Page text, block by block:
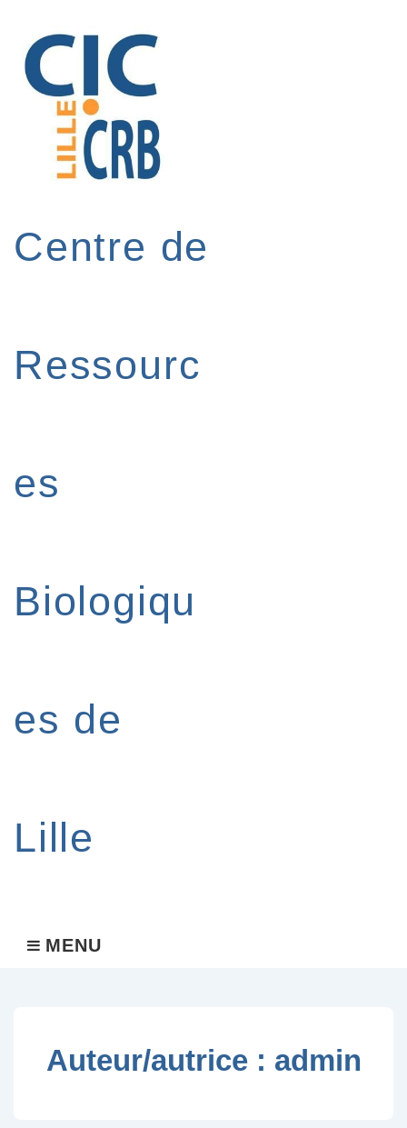
passer
contenu
Centre de
Ressourc
es
Biologiqu
es de
Lille
MENU
Auteur/autrice : admin